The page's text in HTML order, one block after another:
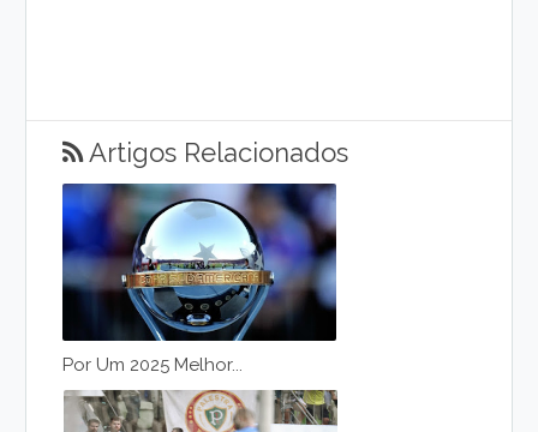
Artigos Relacionados
Por Um 2025 Melhor...